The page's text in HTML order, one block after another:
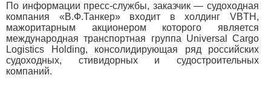
По информации пресс-службы, заказчик — судоходная
компания «В.Ф.Танкер» входит в холдинг VBTH,
мажоритарным акционером которого является
международная транспортная группа Universal Cargo
Logistics Holding, консолидирующая ряд российских
судоходных, стивидорных и судостроительных
компаний.